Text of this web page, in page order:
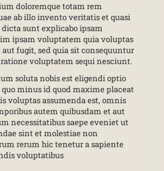
doloremque totam rem
ab illo invento veritatis et quasi
sunt explicabo ipsam
ipsam voluptatem quia voluptas
fugit, sed quia sit consequuntur
voluptatem sequi nesciunt.
soluta nobis est eligendi optio
minus id quod maxime placeat
voluptas assumenda est, omnis
autem quibusdam et aut
necessitatibus saepe eveniet ut
sint et molestiae non
rerum hic tenetur a sapiente
voluptatibus